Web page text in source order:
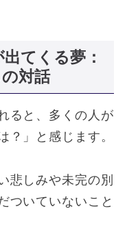
てくる夢：
対話
ると、多くの人が
？」と感じます。
悲しみや未完の別
ついていないこと